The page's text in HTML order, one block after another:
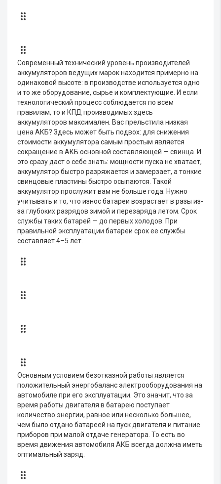
Современный технический уровень производителей
аккумуляторов ведущих марок находится примерно на
одинаковой высоте: в производстве используется одно
и то же оборудование, сырье и комплектующие. И если
технологический процесс соблюдается по всем
правилам, то и КПД производимых здесь
аккумуляторов максимален. Вас прельстила низкая
цена АКБ? Здесь может быть подвох: для снижения
стоимости аккумулятора самым простым является
сокращение в АКБ основной составляющей — свинца. И
это сразу даст о себе знать: мощности пуска не хватает,
аккумулятор быстро разряжается и замерзает, а тонкие
свинцовые пластины быстро осыпаются. Такой
аккумулятор прослужит вам не больше года. Нужно
учитывать и то, что износ батареи возрастает в разы из-
за глубоких разрядов зимой и перезаряда летом. Срок
службы таких батарей — до первых холодов. При
правильной эксплуатации батареи срок ее службы
составляет 4–5 лет.
Основным условием безотказной работы является
положительный энергобаланс электрооборудования на
автомобиле при его эксплуатации. Это значит, что за
время работы двигателя в батарею поступает
количество энергии, равное или несколько большее,
чем было отдано батареей на пуск двигателя и питание
приборов при малой отдаче генератора. То есть во
время движения автомобиля АКБ всегда должна иметь
оптимальный заряд.